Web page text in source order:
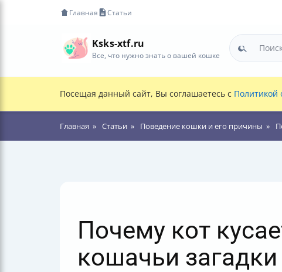
Главная Статьи
Ksks-xtf.ru
Все, что нужно знать о вашей кошке
Посещая данный сайт, Вы соглашаетесь с Политикой
Главная Статьи Поведение кошки и его причины
Почему кот
кошачьи загадки